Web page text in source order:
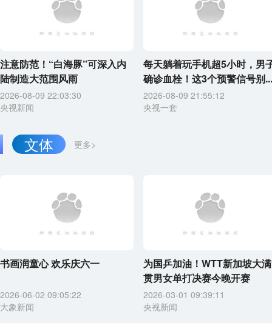
注意防范！“白海豚”可深入内
陆制造大范围风雨
2026-08-09 22:03:30
央视新闻
每天躺着玩手机超5小时，男
确诊血栓！这3个预警信号别...
2026-08-09 21:55:12
央视一套
更多>
文体
书画润童心 欢乐庆六一
2026-06-02 09:05:22
大象新闻
为国乒加油！WTT新加坡大满
贯男女单打决赛今晚开赛
2026-03-01 09:39:11
央视新闻